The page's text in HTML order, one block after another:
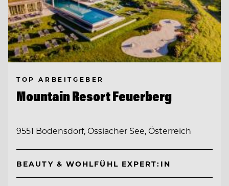
TOP ARBEITGEBER
Mountain Resort Feuerberg
9551 Bodensdorf, Ossiacher See, Österreich
BEAUTY & WOHLFÜHL EXPERT:IN